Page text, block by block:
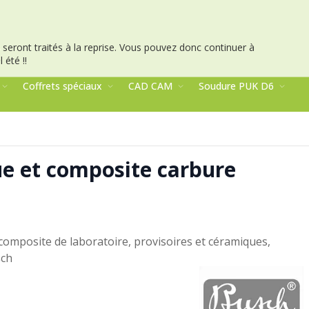
traités à la reprise. Vous pouvez donc continuer à
été !!
Coffrets spéciaux CAD CAM
Soudure PUK D6
et composite carbure
de laboratoire, provisoires et céramiques,